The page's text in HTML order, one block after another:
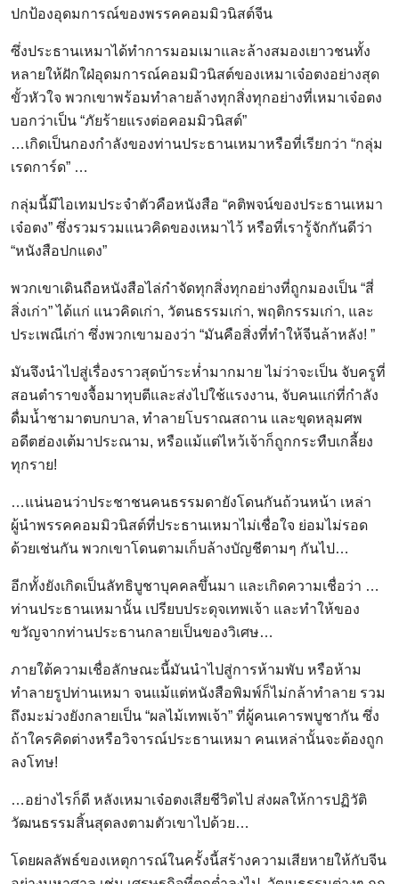
ปกป้องอุดมการณ์ของพรรคคอมมิวนิสต์จีน
ซึ่งประธานเหมาได้ทำการมอมเมาและล้างสมองเยาวชนทั้ง
หลายให้ฝักใฝ่อุดมการณ์คอมมิวนิสต์ของเหมาเจ๋อตงอย่างสุด
ขั้วหัวใจ พวกเขาพร้อมทำลายล้างทุกสิ่งทุกอย่างที่เหมาเจ๋อตง
บอกว่าเป็น “ภัยร้ายแรงต่อคอมมิวนิสต์”
…เกิดเป็นกองกำลังของท่านประธานเหมาหรือที่เรียกว่า “กลุ่ม
เรดการ์ด” …
กลุ่มนี้มีไอเทมประจำตัวคือหนังสือ “คติพจน์ของประธานเหมา
เจ๋อตง” ซึ่งรวมรวมแนวคิดของเหมาไว้ หรือที่เรารู้จักกันดีว่า
“หนังสือปกแดง”
พวกเขาเดินถือหนังสือไล่กำจัดทุกสิ่งทุกอย่างที่ถูกมองเป็น “สี่
สิ่งเก่า” ได้แก่ แนวคิดเก่า, วัตนธรรมเก่า, พฤติกรรมเก่า, และ
ประเพณีเก่า ซึ่งพวกเขามองว่า “มันคือสิ่งที่ทำให้จีนล้าหลัง! ”
มันจึงนำไปสู่เรื่องราวสุดบ้าระห่ำมากมาย ไม่ว่าจะเป็น จับครูที่
สอนตำราขงจื้อมาทุบตีและส่งไปใช้แรงงาน, จับคนแก่ที่กำลัง
ดื่มน้ำชามาตบกบาล, ทำลายโบราณสถาน และขุดหลุมศพ
อดีตฮ่องเต้มาประณาม, หรือแม้แต่ไหว้เจ้าก็ถูกกระทืบเกลี้ยง
ทุกราย!
…แน่นอนว่าประชาชนคนธรรมดายังโดนกันถ้วนหน้า เหล่า
ผู้นำพรรคคอมมิวนิสต์ที่ประธานเหมาไม่เชื่อใจ ย่อมไม่รอด
ด้วยเช่นกัน พวกเขาโดนตามเก็บล้างบัญชีตามๆ กันไป…
อีกทั้งยังเกิดเป็นลัทธิบูชาบุคคลขึ้นมา และเกิดความเชื่อว่า …
ท่านประธานเหมานั้น เปรียบประดุจเทพเจ้า และทำให้ของ
ขวัญจากท่านประธานกลายเป็นของวิเศษ…
ภายใต้ความเชื่อลักษณะนี้มันนำไปสู่การห้ามพับ หรือห้าม
ทำลายรูปท่านเหมา จนแม้แต่หนังสือพิมพ์ก็ไม่กล้าทำลาย รวม
ถึงมะม่วงยังกลายเป็น “ผลไม้เทพเจ้า” ที่ผู้คนเคารพบูชากัน ซึ่ง
ถ้าใครคิดต่างหรือวิจารณ์ประธานเหมา คนเหล่านั้นจะต้องถูก
ลงโทษ!
…อย่างไรก็ดี หลังเหมาเจ๋อตงเสียชีวิตไป ส่งผลให้การปฏิวัติ
วัฒนธรรมสิ้นสุดลงตามตัวเขาไปด้วย…
โดยผลลัพธ์ของเหตุการณ์ในครั้งนี้สร้างความเสียหายให้กับจีน